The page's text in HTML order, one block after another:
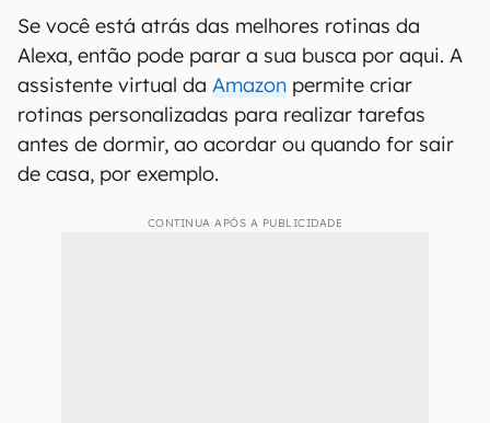
Se você está atrás das melhores rotinas da
Alexa, então pode parar a sua busca por aqui. A
assistente virtual da Amazon permite criar
rotinas personalizadas para realizar tarefas
antes de dormir, ao acordar ou quando for sair
de casa, por exemplo.
CONTINUA APÓS A PUBLICIDADE